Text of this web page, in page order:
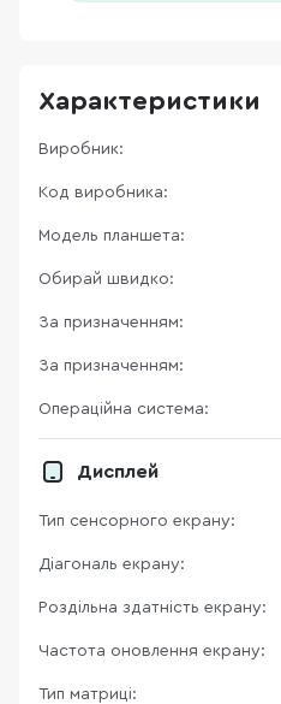
Характеристики
Виробник:
Код виробника:
Модель планшета:
Обирай швидко:
За призначенням:
За призначенням:
Операційна система:
Дисплей
Тип сенсорного екрану:
Діагональ екрану:
Роздільна здатність екрану:
Частота оновлення екрану:
Тип матриці: